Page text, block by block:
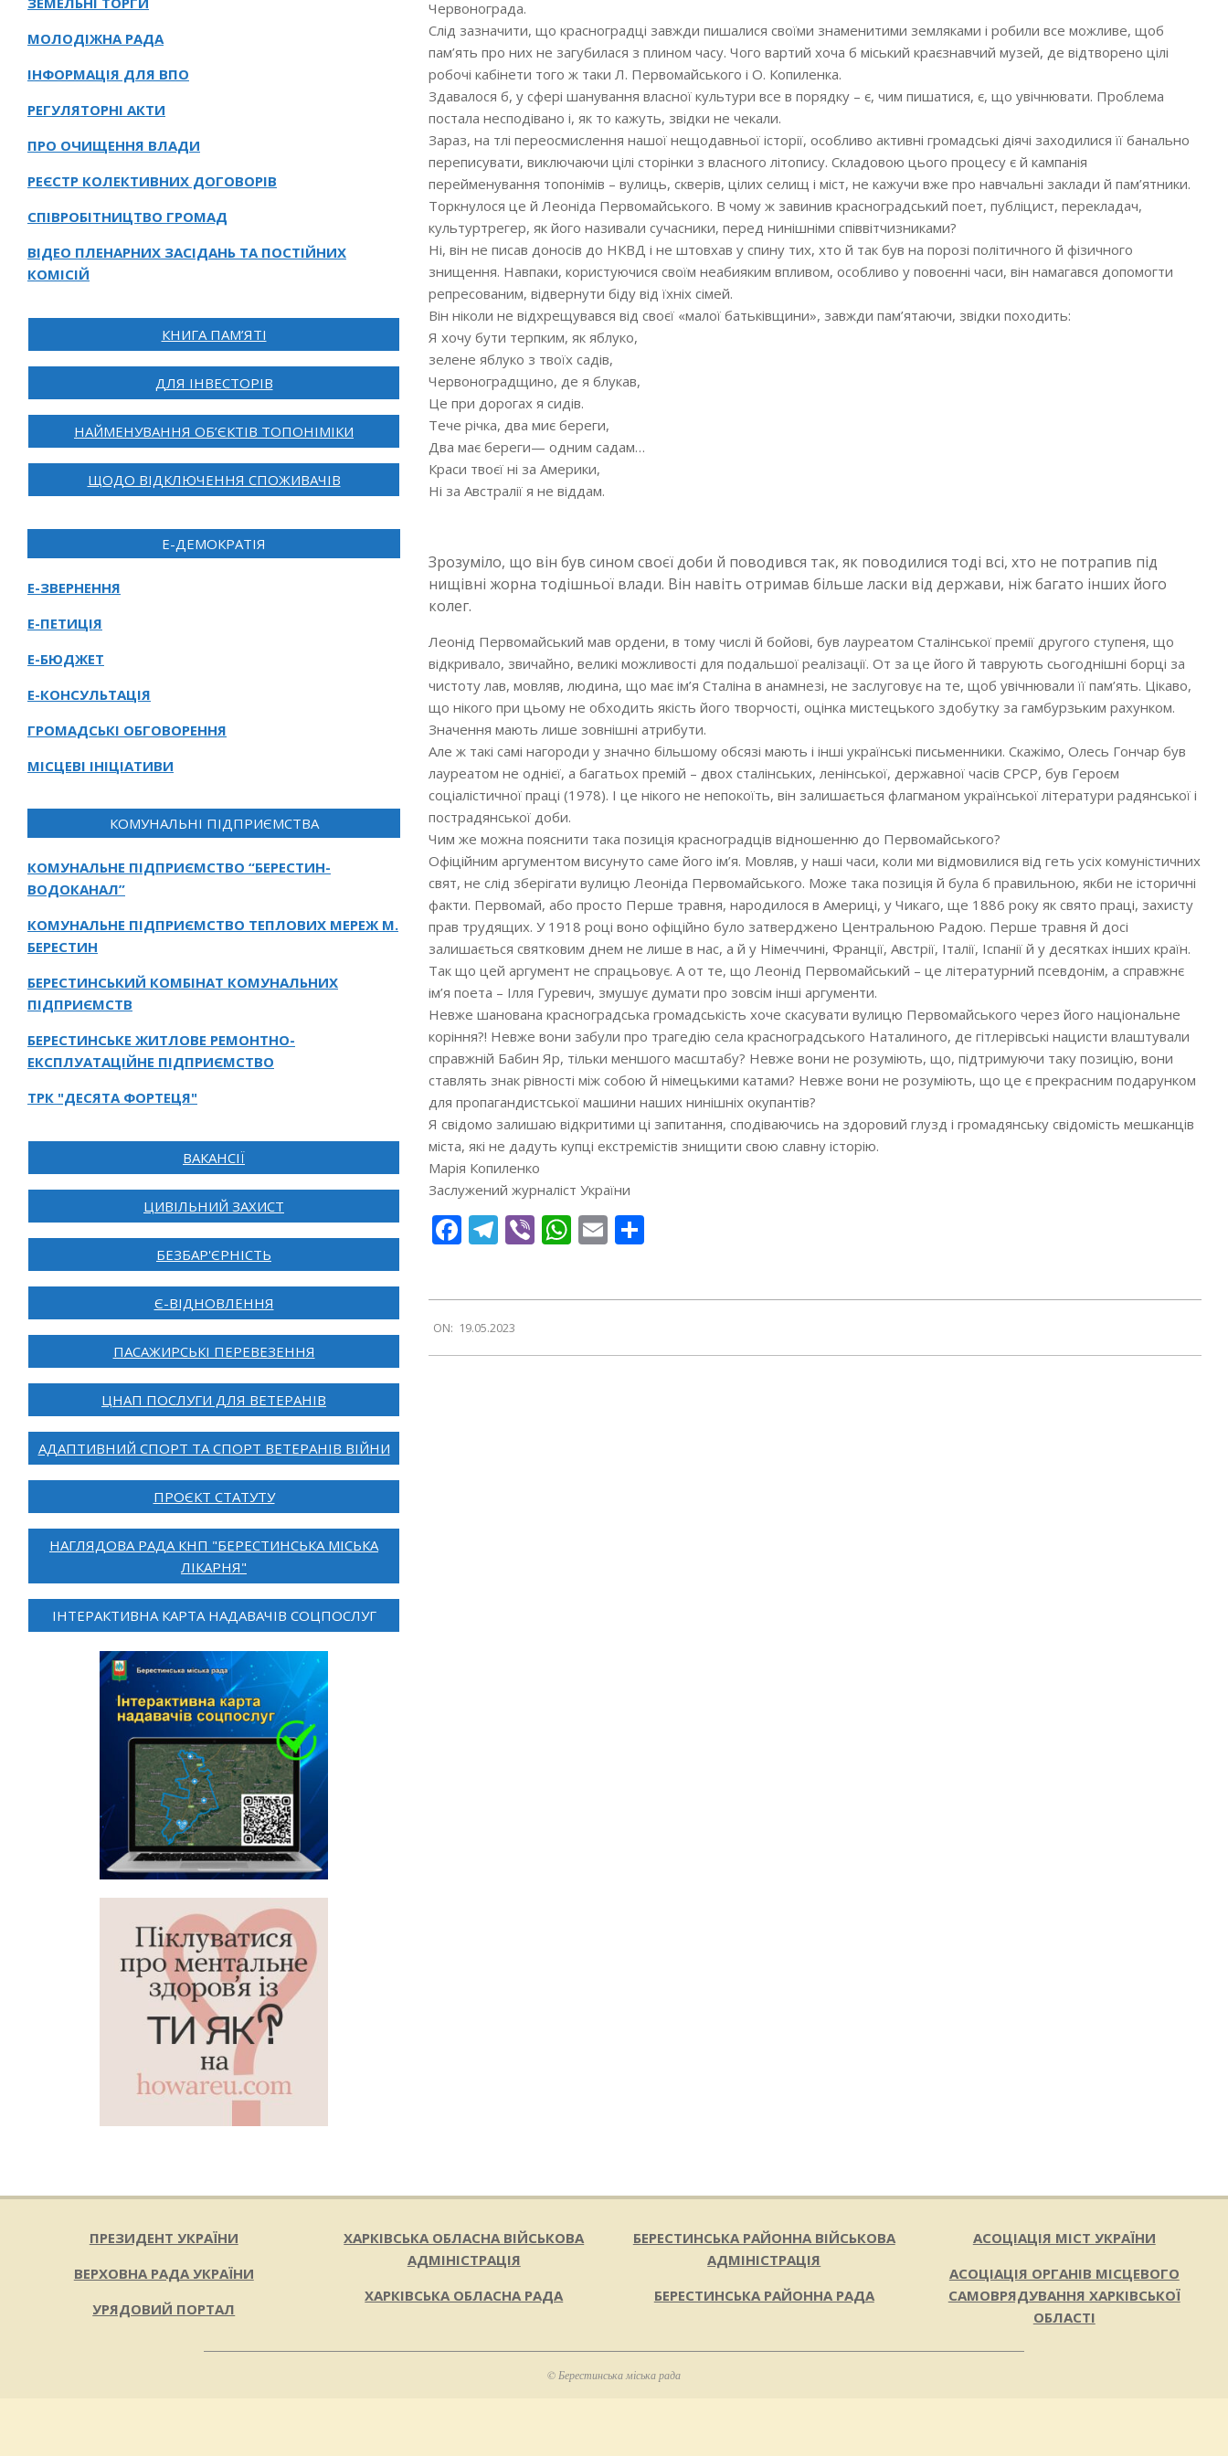
Червонограда.
Слід зазначити, що красноградці завжди пишалися своїми знаменитими земляками і робили все можливе, щоб
пам’ять про них не загубилася з плином часу. Чого вартий хоча б міський краєзнавчий музей, де відтворено цілі
робочі кабінети того ж таки Л. Первомайського і О. Копиленка.
Здавалося б, у сфері шанування власної культури все в порядку – є, чим пишатися, є, що увічнювати. Проблема
постала несподівано і, як то кажуть, звідки не чекали.
Зараз, на тлі переосмислення нашої нещодавньої історії, особливо активні громадські діячі заходилися її банально
переписувати, виключаючи цілі сторінки з власного літопису. Складовою цього процесу є й кампанія
перейменування топонімів – вулиць, скверів, цілих селищ і міст, не кажучи вже про навчальні заклади й пам’ятники.
Торкнулося це й Леоніда Первомайського. В чому ж завинив красноградський поет, публіцист, перекладач,
культуртрегер, як його називали сучасники, перед нинішніми співвітчизниками?
Ні, він не писав доносів до НКВД і не штовхав у спину тих, хто й так був на порозі політичного й фізичного
знищення. Навпаки, користуючися своїм неабияким впливом, особливо у повоєнні часи, він намагався допомогти
репресованим, відвернути біду від їхніх сімей.
Він ніколи не відхрещувався від своєї «малої батьківщини», завжди пам’ятаючи, звідки походить:
Я хочу бути терпким, як яблуко,
зелене яблуко з твоїх садів,
Червоноградщино, де я блукав,
Це при дорогах я сидів.
Тече річка, два миє береги,
Два має береги— одним садам…
Краси твоєї ні за Америки,
Ні за Австралії я не віддам.
Зрозуміло, що він був сином своєї доби й поводився так, як поводилися тоді всі, хто не потрапив під
нищівні жорна тодішньої влади. Він навіть отримав більше ласки від держави, ніж багато інших його
колег.
Леонід Первомайський мав ордени, в тому числі й бойові, був лауреатом Сталінської премії другого ступеня, що
відкривало, звичайно, великі можливості для подальшої реалізації. От за це його й таврують сьогоднішні борці за
чистоту лав, мовляв, людина, що має ім’я Сталіна в анамнезі, не заслуговує на те, щоб увічнювали її пам’ять. Цікаво,
що нікого при цьому не обходить якість його творчості, оцінка мистецького здобутку за гамбурзьким рахунком.
Значення мають лише зовнішні атрибути.
Але ж такі самі нагороди у значно більшому обсязі мають і інші українські письменники. Скажімо, Олесь Гончар був
лауреатом не однієї, а багатьох премій – двох сталінських, ленінської, державної часів СРСР, був Героєм
соціалістичної праці (1978). І це нікого не непокоїть, він залишається флагманом української літератури радянської і
пострадянської доби.
Чим же можна пояснити така позиція красноградців відношенню до Первомайського?
Офіційним аргументом висунуто саме його ім’я. Мовляв, у наші часи, коли ми відмовилися від геть усіх комуністичних
свят, не слід зберігати вулицю Леоніда Первомайського. Може така позиція й була б правильною, якби не історичні
факти. Первомай, або просто Перше травня, народилося в Америці, у Чикаго, ще 1886 року як свято праці, захисту
прав трудящих. У 1918 році воно офіційно було затверджено Центральною Радою. Перше травня й досі
залишається святковим днем не лише в нас, а й у Німеччині, Франції, Австрії, Італії, Іспанії й у десятках інших країн.
Так що цей аргумент не спрацьовує. А от те, що Леонід Первомайський – це літературний псевдонім, а справжнє
ім’я поета – Ілля Гуревич, змушує думати про зовсім інші аргументи.
Невже шанована красноградська громадськість хоче скасувати вулицю Первомайського через його національне
коріння?! Невже вони забули про трагедію села красноградського Наталиного, де гітлерівські нацисти влаштували
справжній Бабин Яр, тільки меншого масштабу? Невже вони не розуміють, що, підтримуючи таку позицію, вони
ставлять знак рівності між собою й німецькими катами? Невже вони не розуміють, що це є прекрасним подарунком
для пропагандистської машини наших нинішніх окупантів?
Я свідомо залишаю відкритими ці запитання, сподіваючись на здоровий глузд і громадянську свідомість мешканців
міста, які не дадуть купці екстремістів знищити свою славну історію.
Марія Копиленко
Заслужений журналіст України
Facebook
Telegram
ViberWhatsApp
Email
05-
19
ON: 19.05.2023
МОЛОДІЖНА РАДА
ІНФОРМАЦІЯ ДЛЯ ВПО
РЕГУЛЯТОРНІ АКТИ
ПРО ОЧИЩЕННЯ ВЛАДИ
РЕЄСТР КОЛЕКТИВНИХ ДОГОВОРІВ
СПІВРОБІТНИЦТВО ГРОМАД
ВІДЕО ПЛЕНАРНИХ ЗАСІДАНЬ ТА ПОСТІЙНИХ
КОМІСІЙ
КНИГА ПАМ’ЯТІ
ДЛЯ ІНВЕСТОРІВ
НАЙМЕНУВАННЯ ОБ’ЄКТІВ ТОПОНІМІКИ
ЩОДО ВІДКЛЮЧЕННЯ СПОЖИВАЧІВ
Е-ДЕМОКРАТІЯ
Е-ЗВЕРНЕННЯ
Е-ПЕТИЦІЯ
Е-БЮДЖЕТ
Е-КОНСУЛЬТАЦІЯ
ГРОМАДСЬКІ ОБГОВОРЕННЯ
МІСЦЕВІ ІНІЦІАТИВИ
КОМУНАЛЬНІ ПІДПРИЄМСТВА
КОМУНАЛЬНЕ ПІДПРИЄМСТВО “БЕРЕСТИН-
ВОДОКАНАЛ”
КОМУНАЛЬНЕ ПІДПРИЄМСТВО ТЕПЛОВИХ МЕРЕЖ М.
БЕРЕСТИН
БЕРЕСТИНСЬКИЙ КОМБІНАТ КОМУНАЛЬНИХ
ПІДПРИЄМСТВ
БЕРЕСТИНСЬКЕ ЖИТЛОВЕ РЕМОНТНО-
ЕКСПЛУАТАЦІЙНЕ ПІДПРИЄМСТВО
ТРК "ДЕСЯТА ФОРТЕЦЯ"
ВАКАНСІЇ
ЦИВІЛЬНИЙ ЗАХИСТ
БЕЗБАР'ЄРНІСТЬ
Є-ВІДНОВЛЕННЯ
ПАСАЖИРСЬКІ ПЕРЕВЕЗЕННЯ
ЦНАП ПОСЛУГИ ДЛЯ ВЕТЕРАНІВ
АДАПТИВНИЙ СПОРТ ТА СПОРТ ВЕТЕРАНІВ ВІЙНИ
ПРОЄКТ СТАТУТУ
НАГЛЯДОВА РАДА КНП "БЕРЕСТИНСЬКА МІСЬКА
ЛІКАРНЯ"
ІНТЕРАКТИВНА КАРТА НАДАВАЧІВ СОЦПОСЛУГ
ПРЕЗИДЕНТ УКРАЇНИ
ВЕРХОВНА РАДА УКРАЇНИ
УРЯДОВИЙ ПОРТАЛ
ХАРКІВСЬКА ОБЛАСНА ВІЙСЬКОВА
АДМІНІСТРАЦІЯ
ХАРКІВСЬКА ОБЛАСНА РАДА
БЕРЕСТИНСЬКА РАЙОННА ВІЙСЬКОВА
АДМІНІСТРАЦІЯ
БЕРЕСТИНСЬКА РАЙОННА РАДА
АСОЦІАЦІЯ МІСТ УКРАЇНИ
АСОЦІАЦІЯ ОРГАНІВ МІСЦЕВОГО
САМОВРЯДУВАННЯ ХАРКІВСЬКОЇ
ОБЛАСТІ
© Берестинська міська рада